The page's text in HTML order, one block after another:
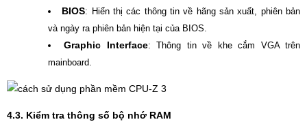
BIOS: Hiển thị các thông tin về hãng sản xuất, phiên bản
và ngày ra phiên bản hiện tại của BIOS.
Graphic Interface: Thông tin về khe cắm VGA trên
mainboard.
4.3. Kiểm tra thông số bộ nhớ RAM